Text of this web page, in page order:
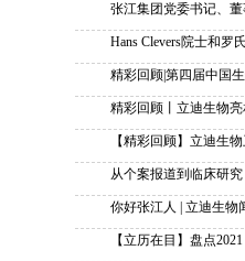
张江集团党委书记、
Hans Clevers院士和罗
精彩回顾|第四届中国
精彩回顾丨立迪生物
【精彩回顾】立迪生
从个案报道到临床研
你好张江人 | 立迪生物
【立历在目】盘点